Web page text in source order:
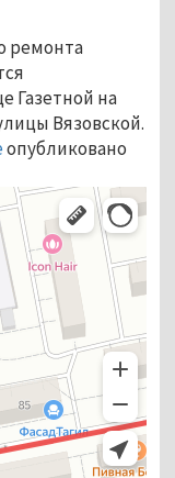
ремонта
Газетной на
Вязовской.
опубликовано